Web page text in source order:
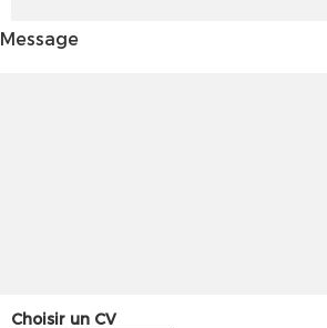
Message
Choisir un CV